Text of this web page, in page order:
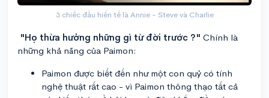
3 chiếc đầu hiến tế là Annie - Steve và Charlie
"Họ thừa hưởng những gì từ đời trước ?" Chính là
những khả năng của Paimon:
Paimon được biết đến như một con quỷ có tính
nghệ thuật rất cao - vì Paimon thông thạo tất cả